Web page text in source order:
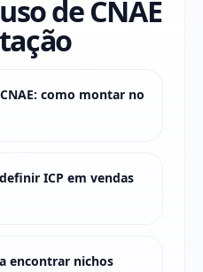
de CNAE
como montar no
ICP em vendas
encontrar nichos